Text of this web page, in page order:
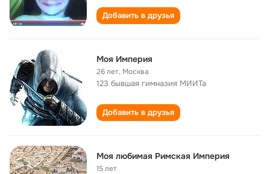
Добавить в друзья
Моя Империя
26 лет, Москва
123 бывшая гимназия МИИТа
Добавить в друзья
Моя любимая Римская Империя
15 лет